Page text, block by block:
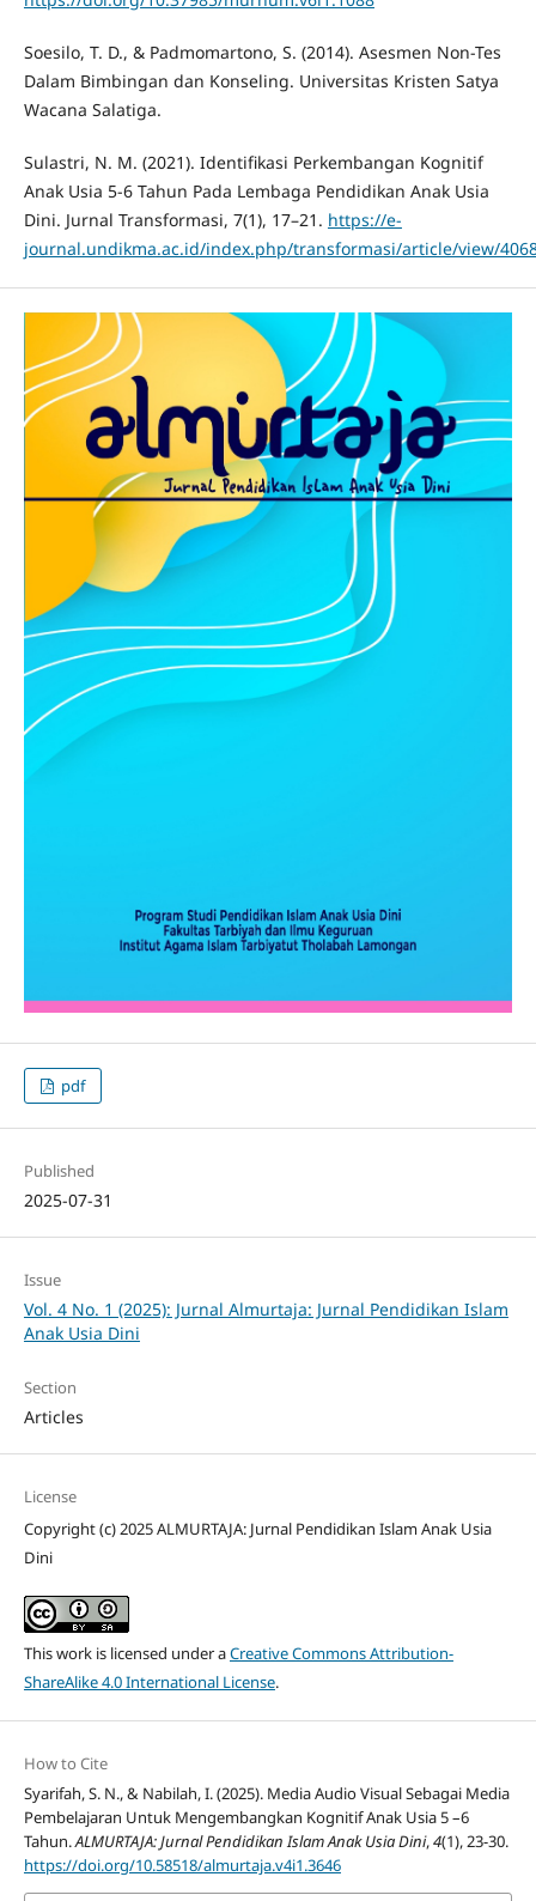
Soesilo, T. D., & Padmomartono, S. (2014). Asesmen Non-Tes
Dalam Bimbingan dan Konseling. Universitas Kristen Satya
Wacana Salatiga.
Sulastri, N. M. (2021). Identifikasi Perkembangan Kognitif
Anak Usia 5-6 Tahun Pada Lembaga Pendidikan Anak Usia
Dini. Jurnal Transformasi, 7(1), 17–21. https://e-
journal.undikma.ac.id/index.php/transformasi/article/view/
pdf
Published
2025-07-31
Issue
Vol. 4 No. 1 (2025): Jurnal Almurtaja: Jurnal Pendidikan Islam
Anak Usia Dini
Section
Articles
License
Copyright (c) 2025 ALMURTAJA: Jurnal Pendidikan Islam Anak Usia
Dini
This work is licensed under aCreative Commons Attribution-
ShareAlike 4.0 International License.
How to Cite
Syarifah, S. N., & Nabilah, I. (2025). Media Audio Visual Sebagai Media
Pembelajaran Untuk Mengembangkan Kognitif Anak Usia 5 –6
Tahun.ALMURTAJA: Jurnal Pendidikan Islam Anak Usia Dini,4(1), 23-30.
https://doi.org/10.58518/almurtaja.v4i1.3646